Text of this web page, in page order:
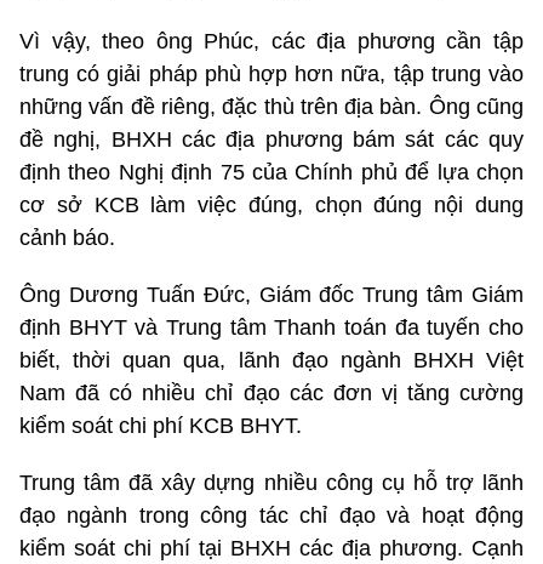
Vì vậy, theo ông Phúc, các địa phương cần tập
trung có giải pháp phù hợp hơn nữa, tập trung vào
những vấn đề riêng, đặc thù trên địa bàn. Ông cũng
đề nghị, BHXH các địa phương bám sát các quy
định theo Nghị định 75 của Chính phủ để lựa chọn
cơ sở KCB làm việc đúng, chọn đúng nội dung
cảnh báo.
Ông Dương Tuấn Đức, Giám đốc Trung tâm Giám
định BHYT và Trung tâm Thanh toán đa tuyến cho
biết, thời quan qua, lãnh đạo ngành BHXH Việt
Nam đã có nhiều chỉ đạo các đơn vị tăng cường
kiểm soát chi phí KCB BHYT.
Trung tâm đã xây dựng nhiều công cụ hỗ trợ lãnh
đạo ngành trong công tác chỉ đạo và hoạt động
kiểm soát chi phí tại BHXH các địa phương. Cạnh